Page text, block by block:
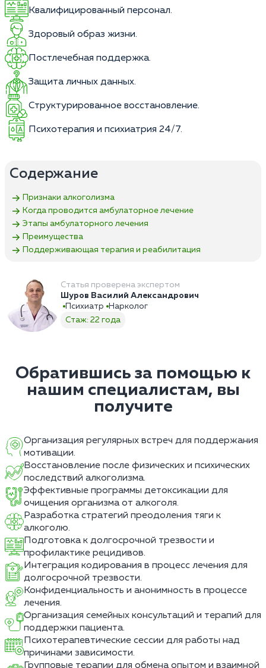
Квалифицированный персонал.
Здоровый образ жизни.
Постлечебная поддержка.
Защита личных данных.
Структурированное восстановление.
Психотерапия и психиатрия 24/7.
Содержание
Признаки алкоголизма
Когда проводится амбулаторное лечение
Этапы амбулаторного лечения
Преимущества
Поддерживающая терапия и реабилитация
Статья проверена экспертом
Шуров Василий Александрович
Психиатр
Нарколог
Стаж: 22 года
Обратившись за помощью к
нашим специалистам, вы
получите
Организация регулярных встреч для поддержания
мотивации.
Восстановление после физических и психических
последствий алкоголизма.
Эффективные программы детоксикации для
очищения организма от алкоголя.
Разработка стратегий преодоления тяги к
алкоголю.
Подготовка к долгосрочной трезвости и
профилактике рецидивов.
Интеграция кодирования в процесс лечения для
долгосрочной трезвости.
Конфиденциальность и анонимность в процессе
лечения.
Организация семейных консультаций и терапий для
поддержки пациента.
Психотерапевтические сессии для работы над
причинами зависимости.
Групповые терапии для обмена опытом и взаимной